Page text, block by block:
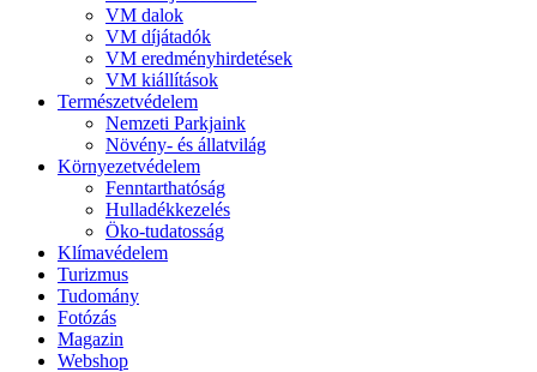
VM dalok
VM díjátadók
VM eredményhirdetések
VM kiállítások
Természetvédelem
Nemzeti Parkjaink
Növény- és állatvilág
Környezetvédelem
Fenntarthatóság
Hulladékkezelés
Öko-tudatosság
Klímavédelem
Turizmus
Tudomány
Fotózás
Magazin
Webshop